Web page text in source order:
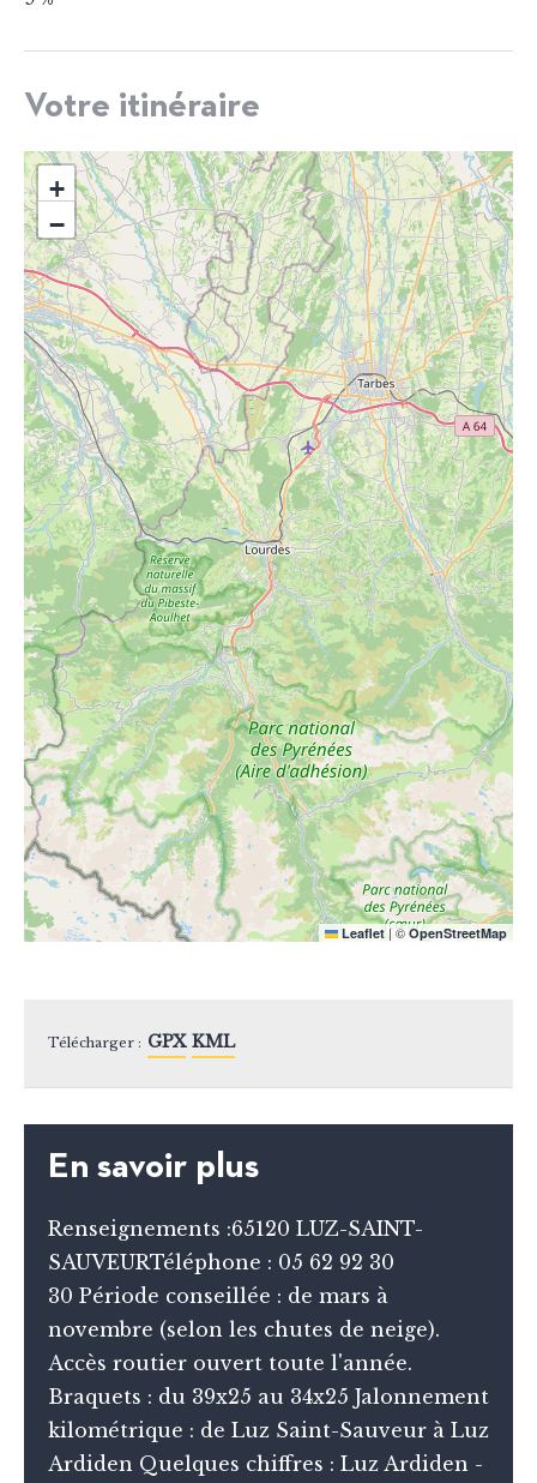
Votre itinéraire
+
−
Leaflet |©OpenStreetMap
Télécharger : GPX KML
En savoir plus
Renseignements :65120 LUZ-SAINT-
SAUVEURTéléphone : 05 62 92 30
30 Période conseillée : de mars à
novembre (selon les chutes de neige).
Accès routier ouvert toute l'année.
Braquets : du 39x25 au 34x25 Jalonnement
kilométrique : de Luz Saint-Sauveur à Luz
Ardiden Quelques chiffres : Luz Ardiden -